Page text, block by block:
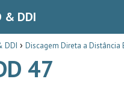
& DDI
DDI Discagem Direta a Distância
47